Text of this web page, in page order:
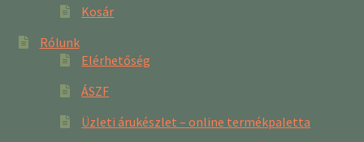
Kosár
Rólunk
Elérhetőség
ÁSZF
Üzleti árukészlet – online termékpaletta